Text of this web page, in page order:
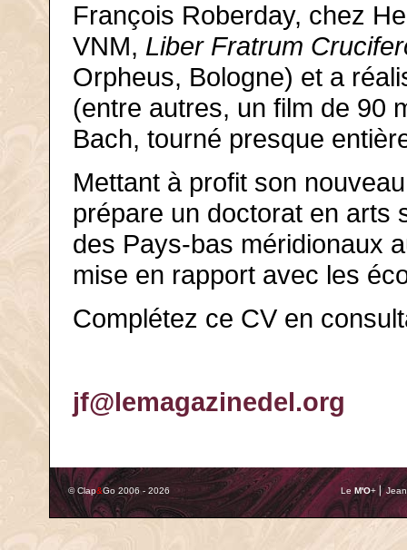
François Roberday, chez
VNM, Liber Fratrum
Orpheus, Bologne) et a
(entre autres, un film de 90
Bach, tourné presque
Mettant à profit son
prépare un doctorat en arts
des Pays-bas méridionaux
mise en rapport avec les
Complétez ce CV en
jf@lemagazinedel.org
© Clap&Go 2006 - 2026 Le M'O+ ⎢